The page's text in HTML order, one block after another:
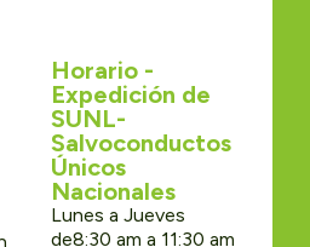
Horario -
Expedición de
SUNL-
Salvoconductos
Únicos
Nacionales
Lunes a Jueves
de8:30 am a 11:30 am